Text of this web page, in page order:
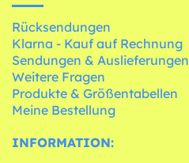
Rücksendungen
Klarna - Kauf auf Rechnung
Sendungen & Auslieferungen
Weitere Fragen
Produkte & Größentabellen
Meine Bestellung
INFORMATION: